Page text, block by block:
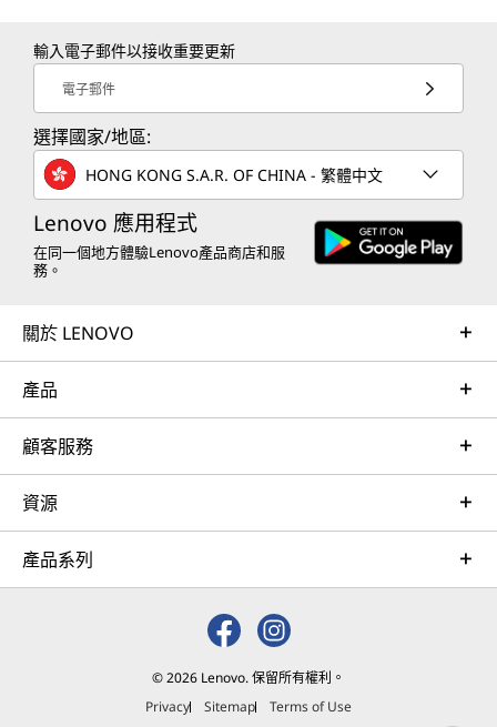
輸入電子郵件以接收重要更新
電子郵件
選擇國家/地區:
HONG KONG S.A.R. OF CHINA - 繁體中文
Lenovo 應用程式
在同一個地方體驗Lenovo產品商店和服
務。
關於 LENOVO
產品
顧客服務
資源
產品系列
© 2026 Lenovo. 保留所有權利。
Privacy
Sitemap Terms of Use